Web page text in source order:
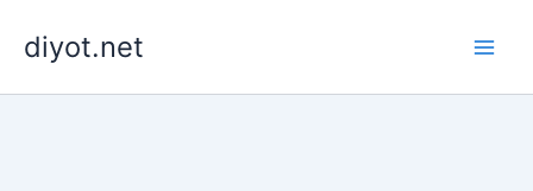
atladiyot.net